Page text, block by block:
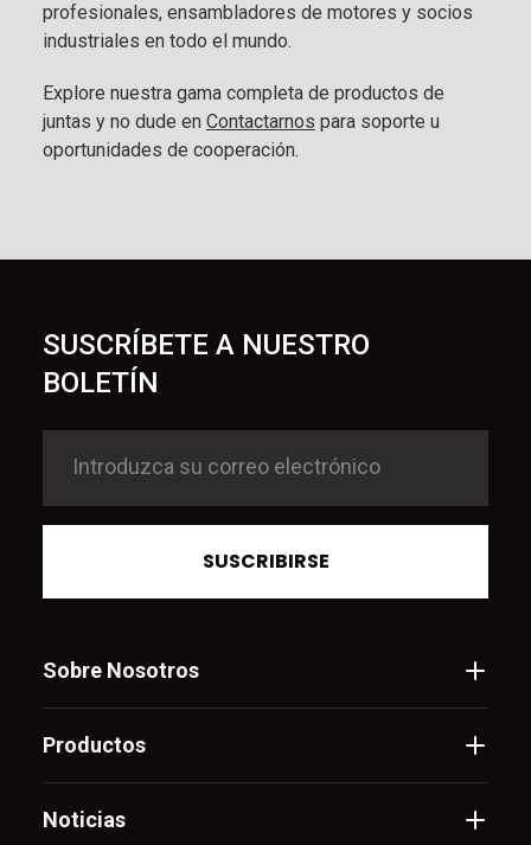
profesionales, ensambladores de motores y socios
industriales en todo el mundo.
Explore nuestra gama completa de productos de
juntas y no dude en Contactarnos para soporte u
oportunidades de cooperación.
SUSCRÍBETE A NUESTRO
BOLETÍN
SUSCRIBIRSE
Sobre Nosotros
Productos
Noticias